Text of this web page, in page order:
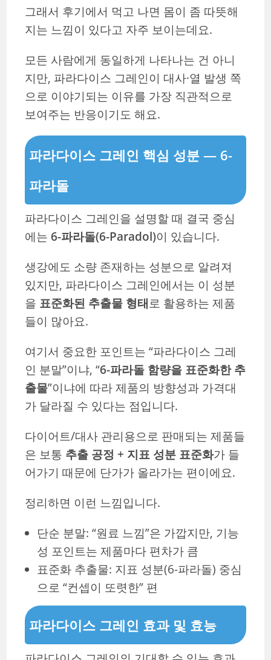
그래서 후기에서 먹고 나면 몸이 좀 따뜻해
지는 느낌이 있다고 자주 보이는데요.
모든 사람에게 동일하게 나타나는 건 아니
지만, 파라다이스 그레인이 대사·열 발생 쪽
으로 이야기되는 이유를 가장 직관적으로
보여주는 반응이기도 해요.
파라다이스 그레인 핵심 성분 — 6-
파라돌
파라다이스 그레인을 설명할 때 결국 중심
에는 6-파라돌(6-Paradol)이 있습니다.
생강에도 소량 존재하는 성분으로 알려져
있지만, 파라다이스 그레인에서는 이 성분
을 표준화된 추출물 형태로 활용하는 제품
들이 많아요.
여기서 중요한 포인트는 “파라다이스 그레
인 분말”이냐, “6-파라돌 함량을 표준화한 추
출물”이냐에 따라 제품의 방향성과 가격대
가 달라질 수 있다는 점입니다.
다이어트/대사 관리용으로 판매되는 제품들
은 보통 추출 공정 + 지표 성분 표준화가 들
어가기 때문에 단가가 올라가는 편이에요.
정리하면 이런 느낌입니다.
단순 분말: “원료 느낌”은 가깝지만, 기능
성 포인트는 제품마다 편차가 큼
표준화 추출물: 지표 성분(6-파라돌) 중심
으로 “컨셉이 또렷한” 편
파라다이스 그레인 효과 및 효능